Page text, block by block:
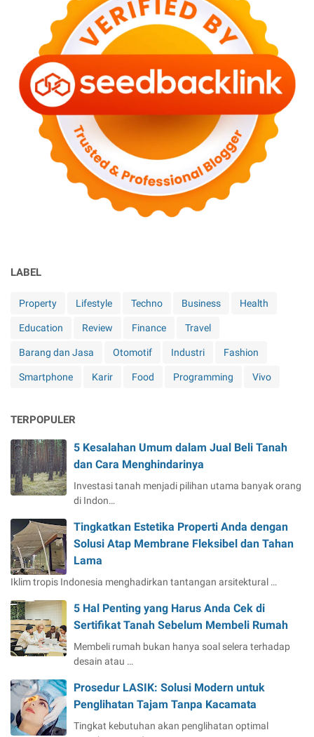
LABEL
Property Lifestyle Techno Business Health
Education Review Finance Travel
Barang dan Jasa Otomotif Industri Fashion
Smartphone Karir Food Programming Vivo
TERPOPULER
5 Kesalahan Umum dalam Jual Beli Tanah
dan Cara Menghindarinya
Investasi tanah menjadi pilihan utama banyak orang
di Indon…
Tingkatkan Estetika Properti Anda dengan
Solusi Atap Membrane Fleksibel dan Tahan
Lama
Iklim tropis Indonesia menghadirkan tantangan arsitektural …
5 Hal Penting yang Harus Anda Cek di
Sertifikat Tanah Sebelum Membeli Rumah
Membeli rumah bukan hanya soal selera terhadap
desain atau …
Prosedur LASIK: Solusi Modern untuk
Penglihatan Tajam Tanpa Kacamata
Tingkat kebutuhan akan penglihatan optimal